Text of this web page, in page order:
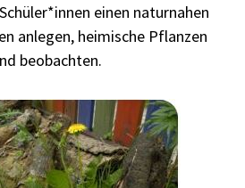
einen naturnahen
anlegen, heimische Pflanzen
beobachten.